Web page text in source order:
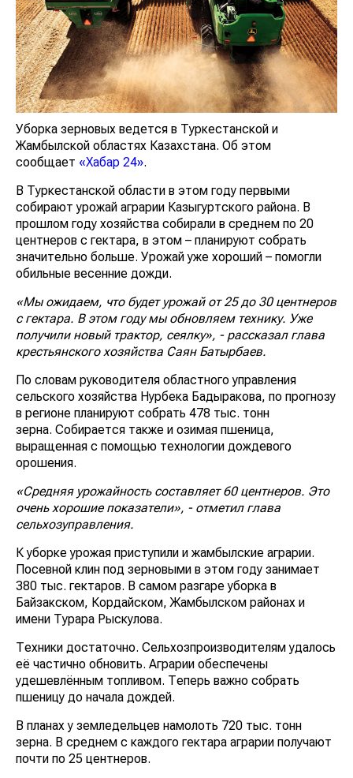
Уборка зерновых ведется в Туркестанской и
Жамбылской областях Казахстана. Об этом
сообщает «Хабар 24».
В Туркестанской области в этом году первыми
собирают урожай аграрии Казыгуртского района. В
прошлом году хозяйства собирали в среднем по 20
центнеров с гектара, в этом – планируют собрать
значительно больше. Урожай уже хороший – помогли
обильные весенние дожди.
«Мы ожидаем, что будет урожай от 25 до 30 центнеров
с гектара. В этом году мы обновляем технику. Уже
получили новый трактор, сеялку», - рассказал глава
крестьянского хозяйства Саян Батырбаев.
По словам руководителя областного управления
сельского хозяйства Нурбека Бадыракова, по прогнозу
в регионе планируют собрать 478 тыс. тонн
зерна. Собирается также и озимая пшеница,
выращенная с помощью технологии дождевого
орошения.
«Средняя урожайность составляет 60 центнеров. Это
очень хорошие показатели», - отметил глава
сельхозуправления.
К уборке урожая приступили и жамбылские аграрии.
Посевной клин под зерновыми в этом году занимает
380 тыс. гектаров. В самом разгаре уборка в
Байзакском, Кордайском, Жамбылском районах и
имени Турара Рыскулова.
Техники достаточно. Сельхозпроизводителям удалось
её частично обновить. Аграрии обеспечены
удешевлённым топливом. Теперь важно собрать
пшеницу до начала дождей.
В планах у земледельцев намолоть 720 тыс. тонн
зерна. В среднем с каждого гектара аграрии получают
почти по 25 центнеров.